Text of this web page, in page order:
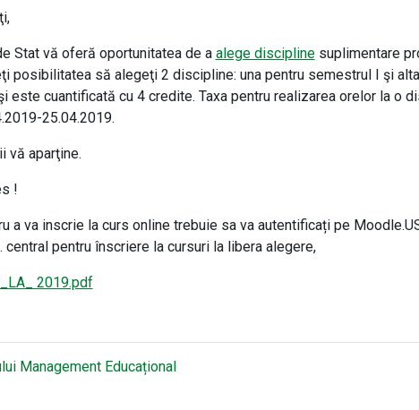
Stat vă oferă oportunitatea de a alege disciplinesuplimentare
posibilitatea să alegeţi 2 discipline: una pentru semestrul I şi
este cuantificată cu 4 credite. Taxa pentru realizarea orelor la o
25.04.2019.
vă aparţine.
!
a va inscrie la curs online trebuie sa va autentificați pe
central pentru înscriere la cursuri la libera alegere,
2019.pdf
Management Educațional